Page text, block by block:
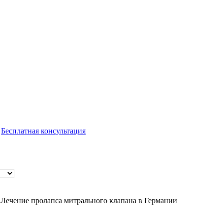
Бесплатная консультация
Лечение пролапса митрального клапана в Германии